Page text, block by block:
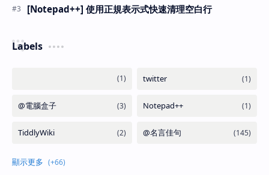
[Notepad++] 使用正規表示式快速清理空白行
Labels